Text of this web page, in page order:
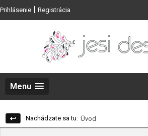
Prihlásenie | Registrácia
Menu
Nachádzate sa tu: Úvod